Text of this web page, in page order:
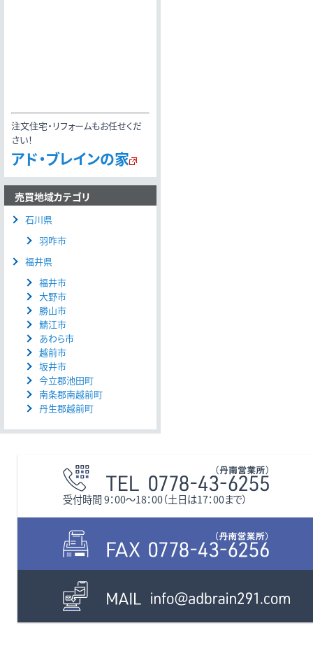
注文住宅・リフォームもお任せくだ
さい！
アド・ブレインの家
売買地域カテゴリ
石川県
羽咋市
福井県
福井市
大野市
勝山市
鯖江市
あわら市
越前市
坂井市
今立郡池田町
南条郡南越前町
丹生郡越前町
受付時間 9：00〜18：00（土日は17：00まで）